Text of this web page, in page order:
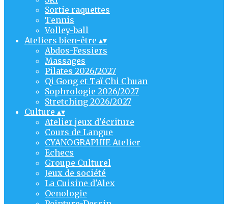
Sortie raquettes
Tennis
Volley-ball
Ateliers bien-être ▴▾
Abdos-Fessiers
Massages
Pilates 2026/2027
Qi Gong et Taï Chi Chuan
Sophrologie 2026/2027
Stretching 2026/2027
Culture ▴▾
Atelier jeux d'écriture
Cours de Langue
CYANOGRAPHIE Atelier
Echecs
Groupe Culturel
Jeux de société
La Cuisine d'Alex
Oenologie